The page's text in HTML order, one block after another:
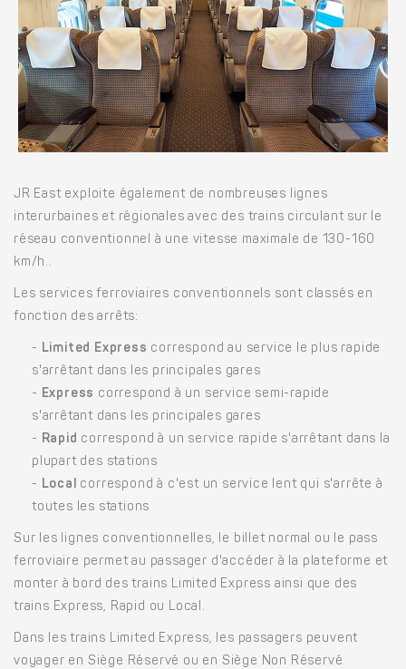
JR East exploite également de nombreuses lignes
interurbaines et régionales avec des trains circulant sur le
réseau conventionnel à une vitesse maximale de 130-160
km/h..
Les services ferroviaires conventionnels sont classés en
fonction des arrêts:
- Limited Express correspond au service le plus rapide
s'arrêtant dans les principales gares
- Express correspond à un service semi-rapide
s'arrêtant dans les principales gares
- Rapid correspond à un service rapide s'arrêtant dans la
plupart des stations
- Local
correspond à c'est un service lent qui s'arrête à
toutes les stations
Sur les lignes conventionnelles, le billet normal ou le pass
ferroviaire permet au passager d'accéder à la plateforme et
monter à bord des trains Limited Express ainsi que des
trains Express, Rapid ou Local.
Dans les trains Limited Express, les passagers peuvent
voyager en Siège Réservé ou en Siège Non Réservé.